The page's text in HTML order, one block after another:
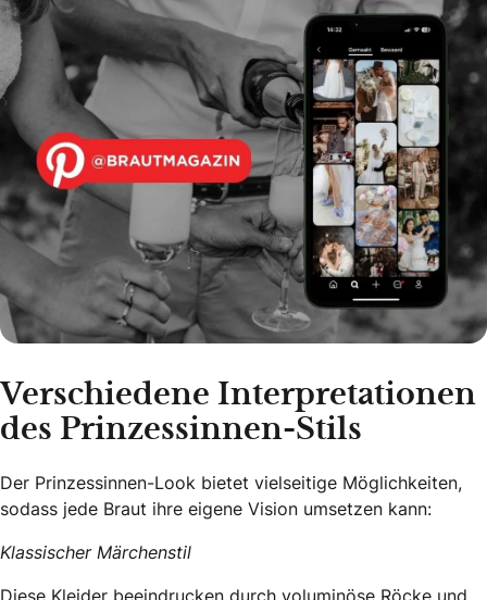
Verschiedene Interpretationen
des Prinzessinnen-Stils
Der Prinzessinnen-Look bietet vielseitige Möglichkeiten,
sodass jede Braut ihre eigene Vision umsetzen kann:
Klassischer Märchenstil